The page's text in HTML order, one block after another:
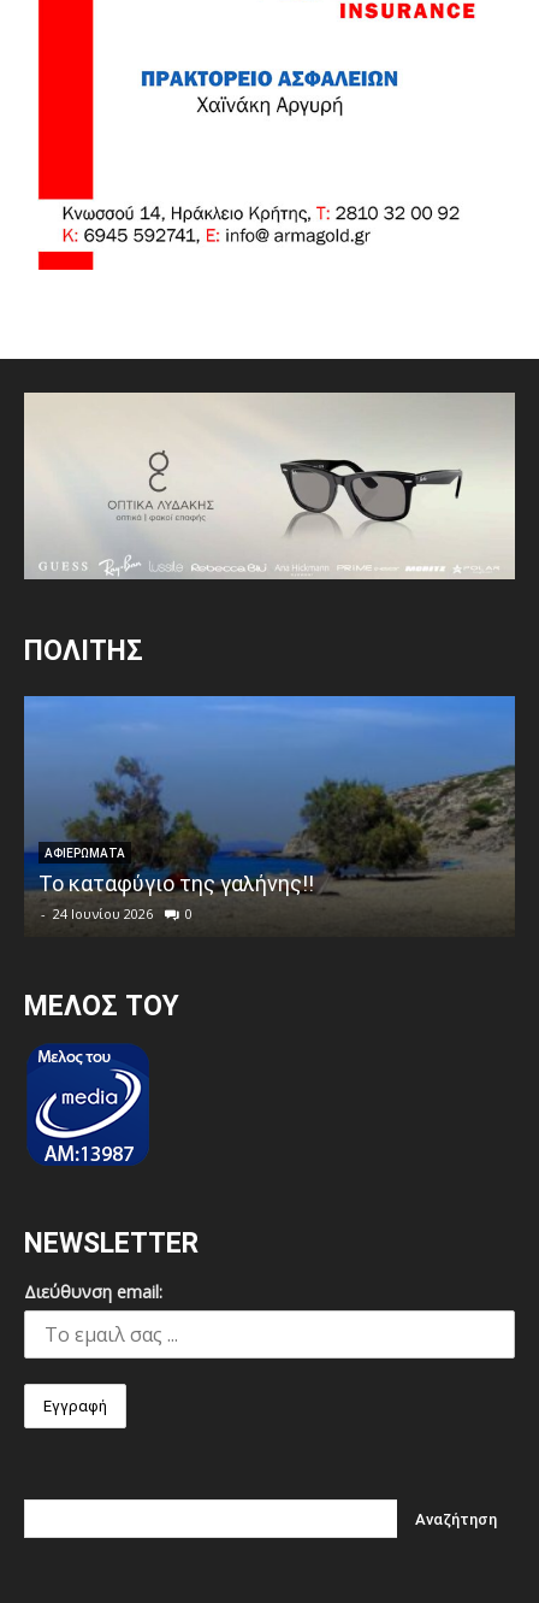
ΠΟΛΙΤΗΣ
ΑΦΙΕΡΩΜΑΤΑ
Το καταφύγιο της γαλήνης!!
- 24 Ιουνίου 2026 0
MEΛΟΣ ΤΟΥ
NEWSLETTER
Διεύθυνση email: